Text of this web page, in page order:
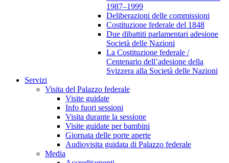
1987–1999
Deliberazioni delle commissioni
Costituzione federale del 1848
Due dibattiti parlamentari adesione
Società delle Nazioni
La Costituzione federale /
Centenario dell’adesione della
Svizzera alla Società delle Nazioni
Servizi
Visita del Palazzo federale
Visite guidate
Info fuori sessioni
Visita durante la sessione
Visite guidate per bambini
Giornata delle porte aperte
Audiovisita guidata di Palazzo federale
Media